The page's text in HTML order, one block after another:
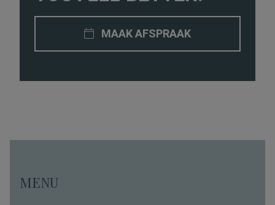
Ga niet onder de zonnebank.
Gebruik een hoge zonnefactor.
MAAK AFSPRAAK
MENU